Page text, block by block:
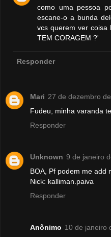
como uma pessoa
escane-o a bunda
vcs querem ver coisa
TEM CORAGEM ?'
Responder
Mari 27 de dezembro
Fudeu, minha varanda
Responder
Unknown 9 de janeiro
BOA, Pf podem me add
Nick: kalliman.paiva
Responder
Anônimo 10 de janeiro